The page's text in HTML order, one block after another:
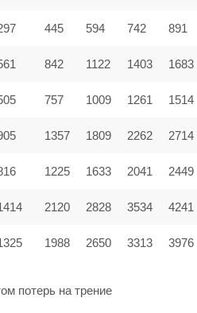
445 594 742 891
842 1122 1403 1683
757 1009 1261 1514
1357 1809 2262 2714
1225 1633 2041 2449
2120 2828 3534 4241
1988 2650 3313 3976
потерь на трение